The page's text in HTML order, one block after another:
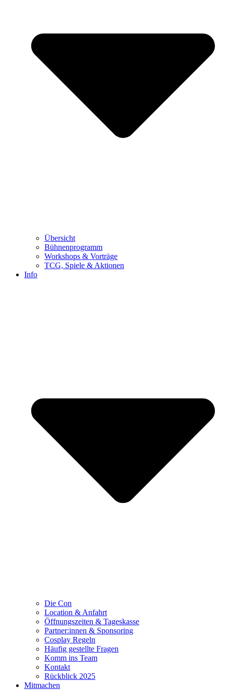
Übersicht
Bühnenprogramm
Workshops & Vorträge
TCG, Spiele & Aktionen
Info
Die Con
Location & Anfahrt
Öffnungszeiten & Tageskasse
Partner:innen & Sponsoring
Cosplay Regeln
Häufig gestellte Fragen
Komm ins Team
Kontakt
Rückblick 2025
Mitmachen